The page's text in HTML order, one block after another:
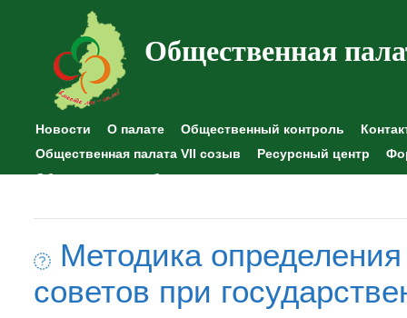
Общественная
Новости О палате Общественный контроль
Общественная палата VII созыв
Ресурсный центр
Общественные наблюдения
Методика
советов при